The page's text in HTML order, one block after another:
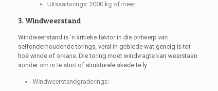
Uitsaaitorings: 2000 kg of meer
3. Windweerstand
Windweerstand is 'n kritieke faktor in die ontwerp van
selfonderhoudende torings, veral in gebiede wat geneig is tot
hoë winde of orkane. Die toring moet windvragte kan weerstaan ​​
sonder om in te stort of strukturele skade te ly.
Windweerstandgraderings: